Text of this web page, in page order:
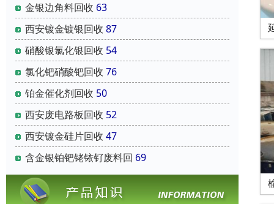
金银边角料回收 63
西安镀金镀银回收 87
硝酸银氯化银回收 54
氯化钯硝酸钯回收 76
铂金催化剂回收 50
西安废电路板回收 52
西安镀金硅片回收 47
含金银铂钯铑铱钌废料回 69